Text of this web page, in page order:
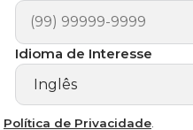
Idioma de Interesse
Política de Privacidade.